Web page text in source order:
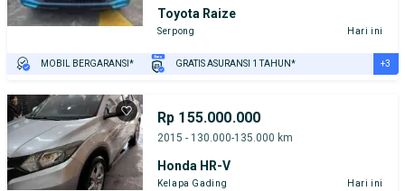
Toyota Raize
Serpong Hari ini
MOBIL BERGARANSI* GRATIS ASURANSI 1 TAHUN*
PENJUAL TERVERIFIKASI
+3
Rp 155.000.000
2015 - 130.000-135.000 km
Honda HR-V
Kelapa Gading Hari ini